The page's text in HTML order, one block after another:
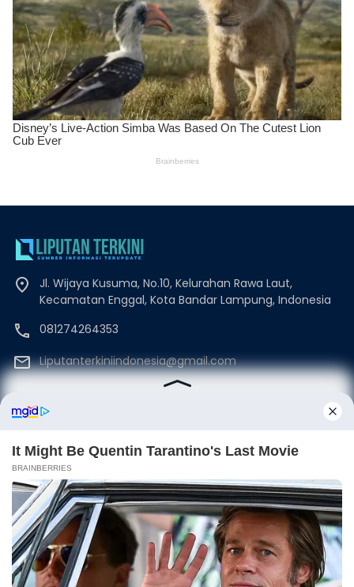
Jl. Wijaya Kusuma, No.10, Kelurahan Rawa Laut,
Kecamatan Enggal, Kota Bandar Lampung, Indonesia
081274264353
Liputanterkiniindonesia@gmail.com
Beranda Disclaimer Redaksi
Kode Etik
Privacy Policy
Pedoman Media Siber
©Copyrights Liputanterkini.id
PoweredBy: Neverhide™